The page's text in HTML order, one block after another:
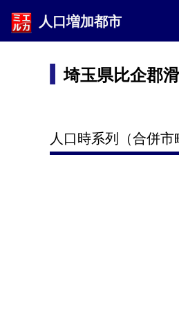
人口増加都市
埼玉県比企郡
人口時系列（合併市